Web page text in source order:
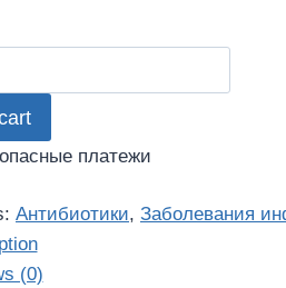
платежи
Антибиотики, Заболевания
(0)